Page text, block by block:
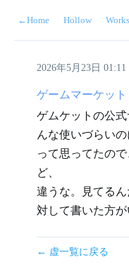
←Home Hollow Works
2026年5月23日 01:11
ゲームマーケット
ゲムケットの公
んな使いづらいの
って思ってたの
ど、
違うな。見てる
対して書いた方が
← 虚一覧に戻る